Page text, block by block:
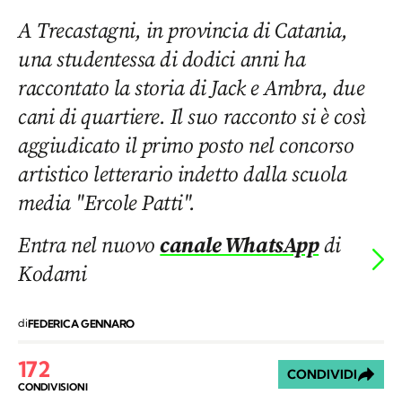
A Trecastagni, in provincia di Catania,
una studentessa di dodici anni ha
raccontato la storia di Jack e Ambra, due
cani di quartiere. Il suo racconto si è così
aggiudicato il primo posto nel concorso
artistico letterario indetto dalla scuola
media "Ercole Patti".
Entra nel nuovocanale WhatsAppdi
Kodami
diFEDERICA GENNARO
172
CONDIVISIONI
CONDIVIDI